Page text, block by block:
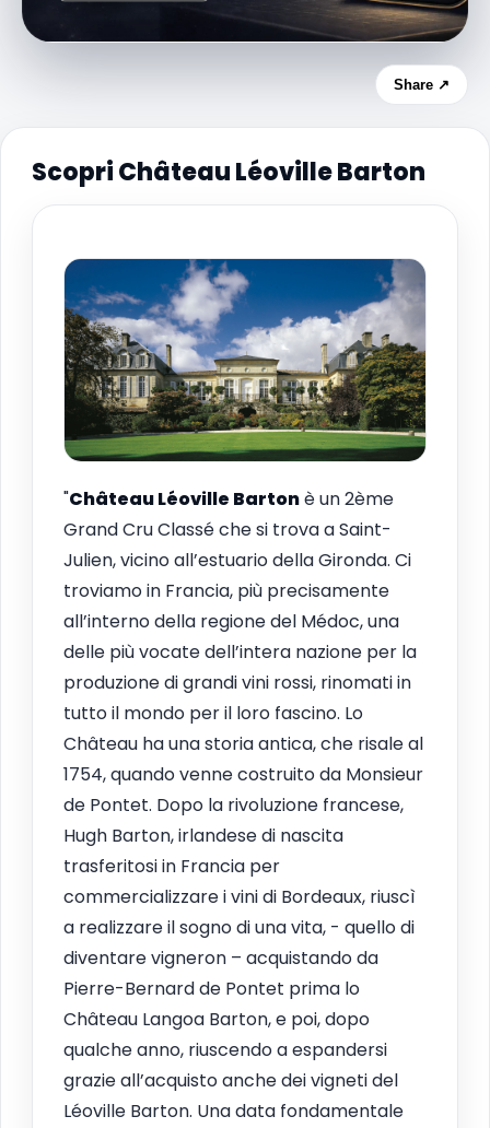
Share ↗
Scopri Château Léoville Barton
"Château Léoville Bartonè un 2ème
Grand Cru Classé che si trova a Saint-
Julien, vicino all’estuario della Gironda. Ci
troviamo in Francia, più precisamente
all’interno della regione del Médoc, una
delle più vocate dell’intera nazione per la
produzione di grandi vini rossi, rinomati in
tutto il mondo per il loro fascino. Lo
Château ha una storia antica, che risale al
1754, quando venne costruito da Monsieur
de Pontet. Dopo la rivoluzione francese,
Hugh Barton, irlandese di nascita
trasferitosi in Francia per
commercializzare i vini di Bordeaux, riuscì
a realizzare il sogno di una vita, - quello di
diventare vigneron – acquistando da
Pierre-Bernard de Pontet prima lo
Château Langoa Barton, e poi, dopo
qualche anno, riuscendo a espandersi
grazie all’acquisto anche dei vigneti del
Léoville Barton. Una data fondamentale